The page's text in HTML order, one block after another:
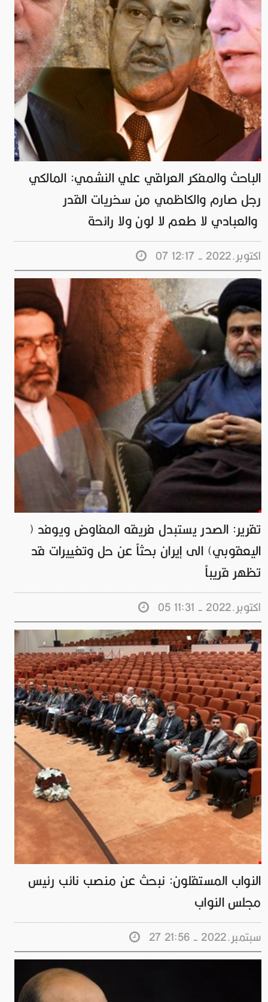
الباحث والمفكر العراقي علي النشمي: المالكي
رجل صارم والكاظمي من سخريات القدر
والعبادي لا طعم لا لون ولا رائحة
07 اكتوبر.2022 - 12:17
تقرير: الصدر يستبدل فريقه المفاوض ويوفد (
اليعقوبي) الى إيران بحثاً عن حل وتغييرات قد
تظهر قريباً
05 اكتوبر.2022 - 11:31
النواب المستقلون: نبحث عن منصب نائب رئيس
مجلس النواب
27 سبتمبر.2022 - 21:56